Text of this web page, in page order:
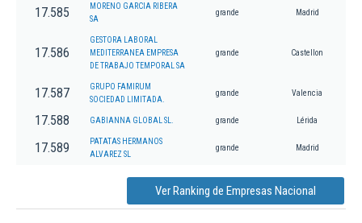
17.585
MORENO GARCIA RIBERA
SA
grande Madrid
17.586
GESTORA LABORAL
MEDITERRANEA EMPRESA
DE TRABAJO TEMPORAL SA
grande Castellon
17.587
GRUPO FAMIRUM
SOCIEDAD LIMITADA.
grande Valencia
17.588 GABIANNA GLOBAL SL. grande Lérida
17.589
PATATAS HERMANOS
ALVAREZ SL
grande Madrid
Ver Ranking de Empresas Nacional